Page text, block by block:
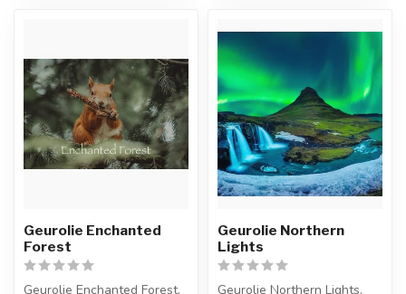
Geurolie Enchanted
Forest
Geurolie Enchanted Forest.
Geurolie Northern
Lights
Geurolie Northern Lights.